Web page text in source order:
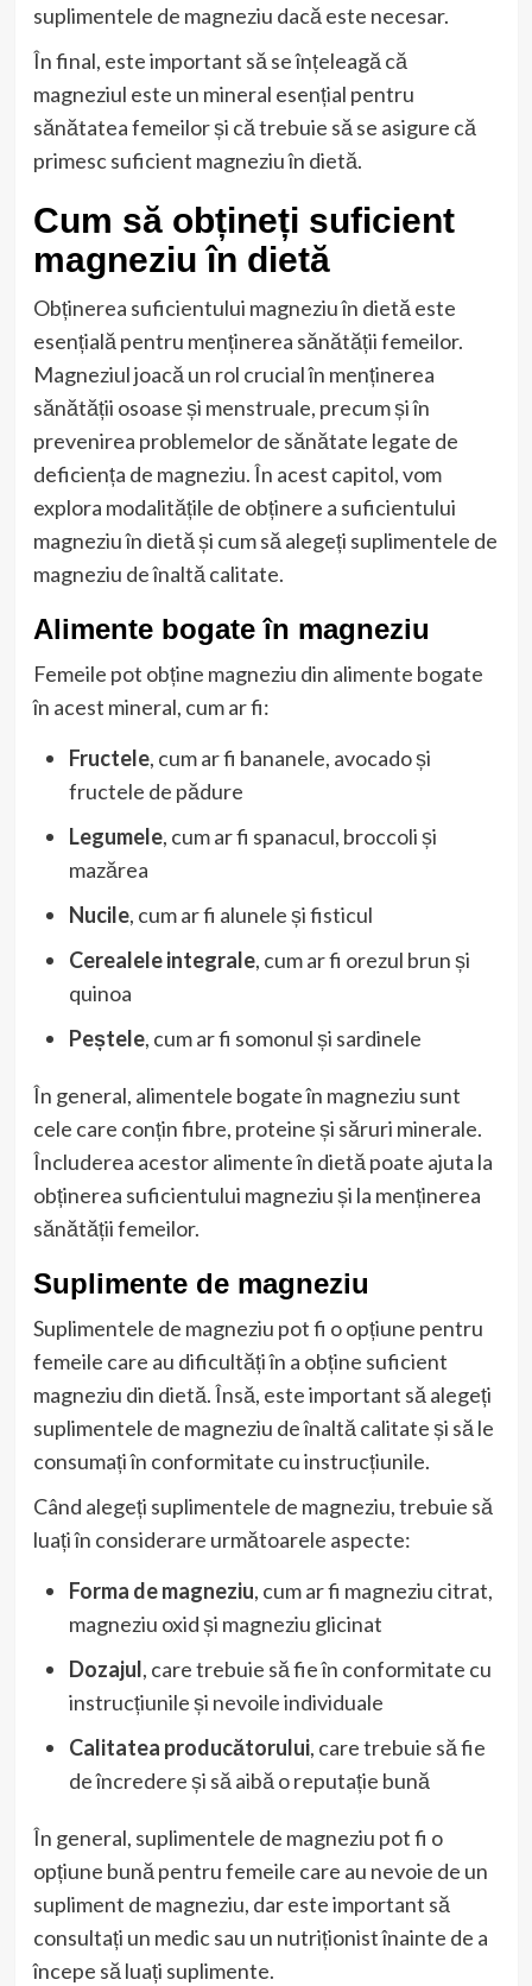
suplimentele de magneziu dacă este necesar.
În final, este important să se înțeleagă că
magneziul este un mineral esențial pentru
sănătatea femeilor și că trebuie să se asigure că
primesc suficient magneziu în dietă.
Cum să obțineți suficient
magneziu în dietă
Obținerea suficientului magneziu în dietă este
esențială pentru menținerea sănătății femeilor.
Magneziul joacă un rol crucial în menținerea
sănătății osoase și menstruale, precum și în
prevenirea problemelor de sănătate legate de
deficiența de magneziu. În acest capitol, vom
explora modalitățile de obținere a suficientului
magneziu în dietă și cum să alegeți suplimentele de
magneziu de înaltă calitate.
Alimente bogate în magneziu
Femeile pot obține magneziu din alimente bogate
în acest mineral, cum ar fi:
Fructele, cum ar fi bananele, avocado și
fructele de pădure
Legumele, cum ar fi spanacul, broccoli și
mazărea
Nucile, cum ar fi alunele și fisticul
Cerealele integrale, cum ar fi orezul brun și
quinoa
Peștele, cum ar fi somonul și sardinele
În general, alimentele bogate în magneziu sunt
cele care conțin fibre, proteine și săruri minerale.
Încluderea acestor alimente în dietă poate ajuta la
obținerea suficientului magneziu și la menținerea
sănătății femeilor.
Suplimente de magneziu
Suplimentele de magneziu pot fi o opțiune pentru
femeile care au dificultăți în a obține suficient
magneziu din dietă. Însă, este important să alegeți
suplimentele de magneziu de înaltă calitate și să le
consumați în conformitate cu instrucțiunile.
Când alegeți suplimentele de magneziu, trebuie să
luați în considerare următoarele aspecte:
Forma de magneziu, cum ar fi magneziu citrat,
magneziu oxid și magneziu glicinat
Dozajul, care trebuie să fie în conformitate cu
instrucțiunile și nevoile individuale
Calitatea producătorului, care trebuie să fie
de încredere și să aibă o reputație bună
În general, suplimentele de magneziu pot fi o
opțiune bună pentru femeile care au nevoie de un
supliment de magneziu, dar este important să
consultați un medic sau un nutriționist înainte de a
începe să luați suplimente.